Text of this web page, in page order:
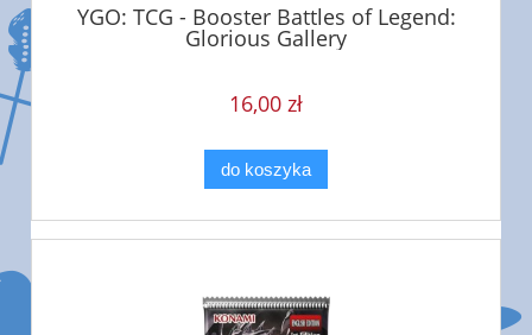
YGO: TCG - Booster Battles of Legend:
Glorious Gallery
16,00 zł
do koszyka